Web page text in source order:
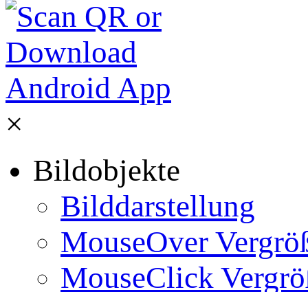
×
Bildobjekte
Bilddarstellung
MouseOver
MouseClick